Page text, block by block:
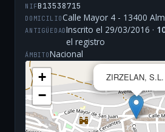
NIFB13538715
DOMICILIOCalle Mayor 4 - 13400
ANTIGÜEDADInscrito el 29/03/2016 ·
el registro
ÁMBITONacional
ZIRZELAN, S.L.
+
−